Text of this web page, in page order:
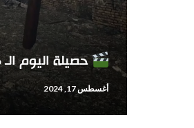
حصيلة اليوم الـ 316 للعدوان الصهيوني على قطاع #غزة
أغسطس 17, 2024